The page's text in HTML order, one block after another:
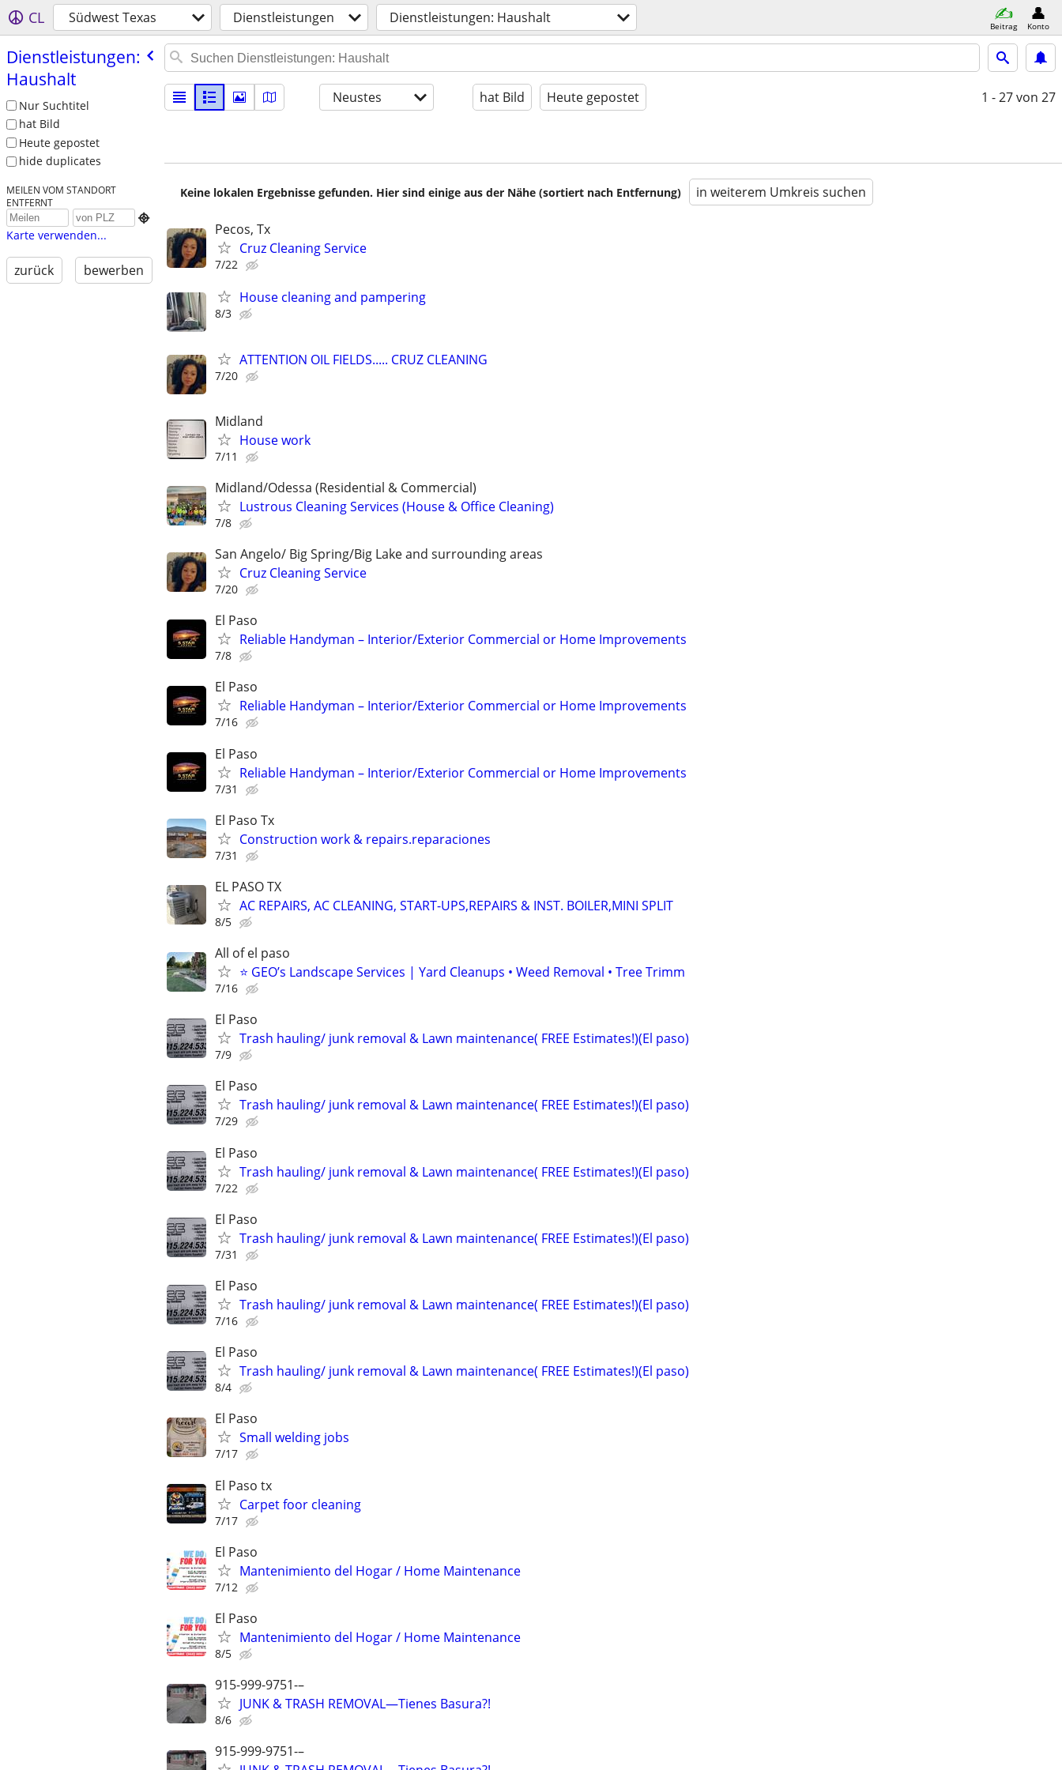
CL Südwest Texas Dienstleistungen Dienstleistungen: Haushalt Beitrag Konto
Dienstleistungen:
Haushalt
Nur Suchtitel
hat Bild
Heute gepostet
hide duplicates
MEILEN VOM STANDORT
ENTFERNT

Karte verwenden...
zurück bewerben
Neustes hat Bild Heute gepostet 1 - 27von 27
Keine lokalen Ergebnisse gefunden. Hier sind einige aus der Nähe (sortiert nach Entfernung) in weiterem Umkreis suchen
Pecos, Tx
Cruz Cleaning Service
7/22
House cleaning and pampering
8/3
ATTENTION OIL FIELDS..... CRUZ CLEANING
7/20
Midland
House work
7/11
Midland/Odessa (Residential & Commercial)
Lustrous Cleaning Services (House & Office Cleaning)
7/8
San Angelo/ Big Spring/Big Lake and surrounding areas
Cruz Cleaning Service
7/20
El Paso
Reliable Handyman – Interior/Exterior Commercial or Home Improvements
7/8
El Paso
Reliable Handyman – Interior/Exterior Commercial or Home Improvements
7/16
El Paso
Reliable Handyman – Interior/Exterior Commercial or Home Improvements
7/31
El Paso Tx
Construction work & repairs.reparaciones
7/31
EL PASO TX
AC REPAIRS, AC CLEANING, START-UPS,REPAIRS & INST. BOILER,MINI SPLIT
8/5
All of el paso
⭐ GEO’s Landscape Services | Yard Cleanups • Weed Removal • Tree Trimm
7/16
El Paso
Trash hauling/ junk removal & Lawn maintenance( FREE Estimates!)(El paso)
7/9
El Paso
Trash hauling/ junk removal & Lawn maintenance( FREE Estimates!)(El paso)
7/29
El Paso
Trash hauling/ junk removal & Lawn maintenance( FREE Estimates!)(El paso)
7/22
El Paso
Trash hauling/ junk removal & Lawn maintenance( FREE Estimates!)(El paso)
7/31
El Paso
Trash hauling/ junk removal & Lawn maintenance( FREE Estimates!)(El paso)
7/16
El Paso
Trash hauling/ junk removal & Lawn maintenance( FREE Estimates!)(El paso)
8/4
El Paso
Small welding jobs
7/17
El Paso tx
Carpet foor cleaning
7/17
El Paso
Mantenimiento del Hogar / Home Maintenance
7/12
El Paso
Mantenimiento del Hogar / Home Maintenance
8/5
915-999-9751-–
JUNK & TRASH REMOVAL—Tienes Basura?!
8/6
915-999-9751-–